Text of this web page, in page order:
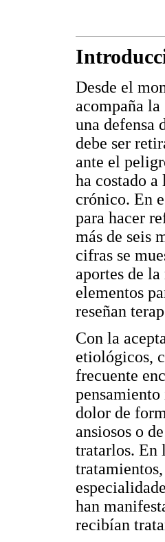
Desde el
acompaña
una defensa
debe ser
ante el
ha costado
crónico. En
para hacer
más de seis
cifras se
aportes de
elementos
reseñan
Con la
etiológicos,
frecuente
dolor de
ansiosos o
tratarlos. En
han
recibían